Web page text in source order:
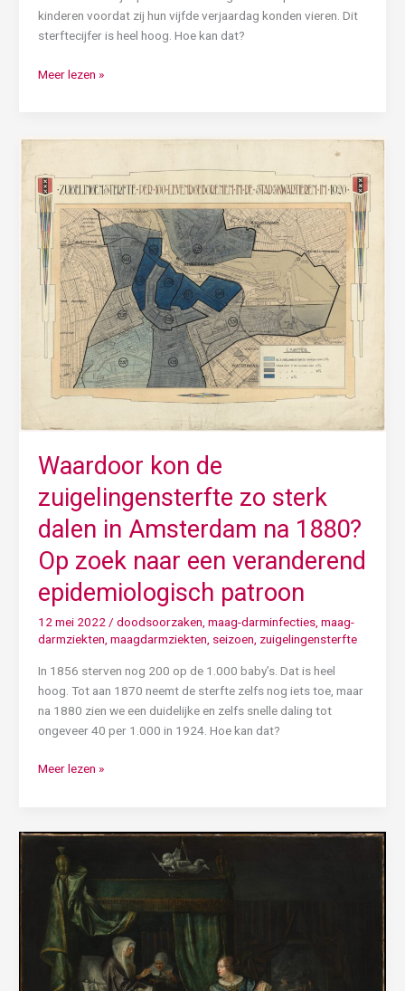
kinderen voordat zij hun vijfde verjaardag konden vieren. Dit
sterftecijfer is heel hoog. Hoe kan dat?
Meer lezen »
Waardoor kon de
zuigelingensterfte zo sterk
dalen in Amsterdam na 1880?
Op zoek naar een veranderend
epidemiologisch patroon
12 mei 2022 / doodsoorzaken maag-darminfecties, maag-
darmziekten maagdarmziekten seizoen zuigelingensterfte
In 1856 sterven nog 200 op de 1.000 baby’s. Dat is heel
hoog. Tot aan 1870 neemt de sterfte zelfs nog iets toe, maar
na 1880 zien we een duidelijke en zelfs snelle daling tot
ongeveer 40 per 1.000 in 1924. Hoe kan dat?
de
zuigelingensterfte
zo
sterk
dalen
in
Amsterdam
na
1880?
zoek
naar
een
epidemiologisch
patroon
Meer lezen »
Op
zoek
naar
verborgen
moedersterfte